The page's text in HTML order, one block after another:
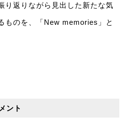
り返りながら見出した新たな気
ものを、「New memories」と
ント